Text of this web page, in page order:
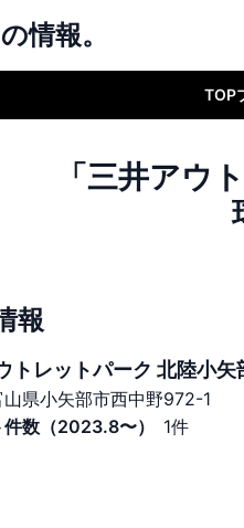
情報。
TOP
「三井アウ
報
トレットパーク 北陸小矢
山県小矢部市西中野972-1
数（2023.8〜）
1件